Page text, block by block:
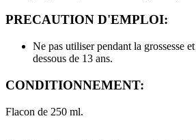
PRECAUTION D'EMPLOI:
Ne pas utiliser pendant la grossesse
dessous de 13 ans.
CONDITIONNEMENT:
Flacon de 250 ml.